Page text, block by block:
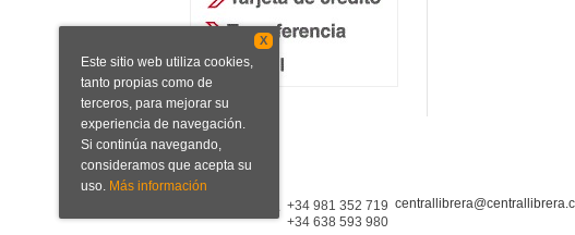
+34 981 352 719
+34 638 593 980
X
Este sitio web utiliza cookies,
tanto propias como de
terceros, para mejorar su
experiencia de navegación.
Si continúa navegando,
consideramos que acepta su
uso. Más información